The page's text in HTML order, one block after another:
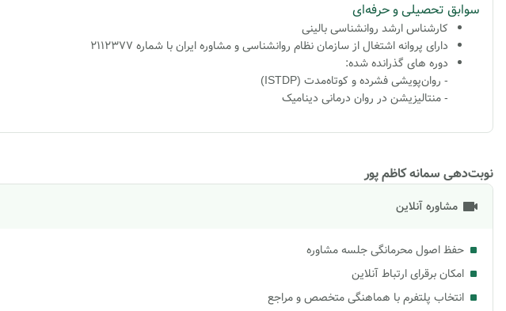
سوابق تحصیلی و حرفه‌ای
کارشناس ارشد روانشناسی بالینی
دارای پروانه اشتغال از سازمان نظام روانشناسی و مشاوره ایران با شماره 2112377
دوره های گذرانده شده:
- روان‌پویشی فشرده و کوتاه‌مدت (ISTDP)
- منتالیزیشن در روان درمانی دینامیک
نوبت‌دهی سمانه کاظم پور
مشاوره آنلاین
حفظ اصول محرمانگی جلسه مشاوره
امکان برقرای ارتباط آنلاین
انتخاب پلتفرم با هماهنگی متخصص و مراجع